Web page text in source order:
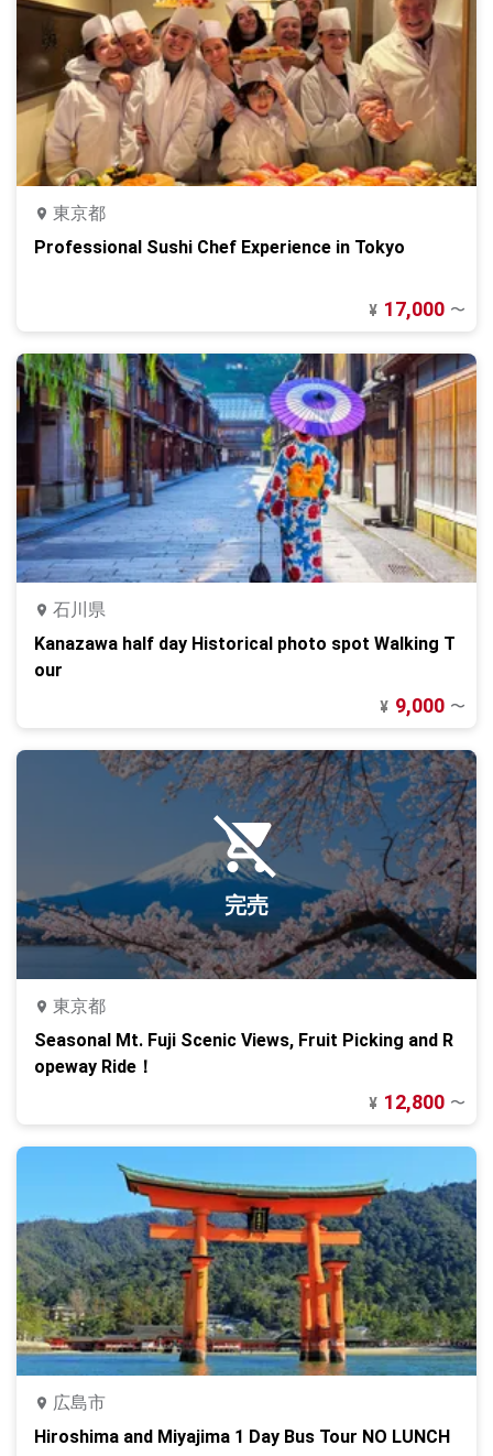
東京都
Professional Sushi Chef Experience in Tokyo
¥ 17,000 〜
石川県
Kanazawa half day Historical photo spot Walking T
our
¥ 9,000 〜
完売
東京都
Seasonal Mt. Fuji Scenic Views, Fruit Picking and R
opeway Ride！
¥ 12,800 〜
広島市
Hiroshima and Miyajima 1 Day Bus Tour NO LUNCH